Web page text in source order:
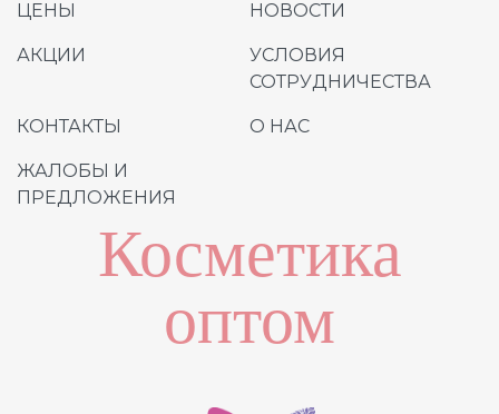
ЦЕНЫ НОВОСТИ
АКЦИИ
УСЛОВИЯ
СОТРУДНИЧЕСТВА
ЖАЛОБЫ И
ПРЕДЛОЖЕНИЯ
КОНТАКТЫ О НАС
Косметика
оптом